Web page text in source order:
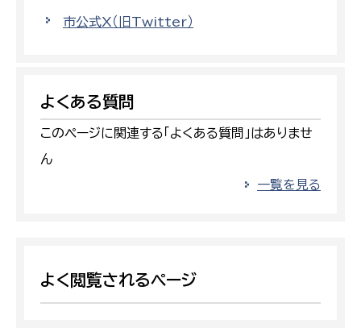
市公式X（旧Twitter）
よくある質問
このページに関連する「よくある質問」はありませ
ん
一覧を見る
よく閲覧されるページ